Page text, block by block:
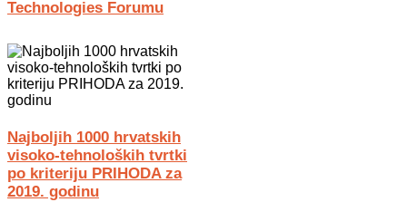
Technologies Forumu
Najboljih 1000 hrvatskih
visoko-tehnoloških tvrtki
po kriteriju PRIHODA za
2019. godinu